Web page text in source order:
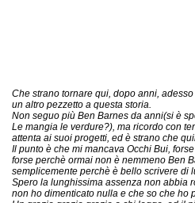
Che strano tornare qui, dopo anni,
un altro pezzetto a questa storia.
Non seguo più Ben Barnes da anni(si è
Le mangia le verdure?), ma ricordo con
attenta ai suoi progetti, ed è strano che
Il punto è che mi mancava Occhi Bui,
forse perchè ormai non è nemmeno Ben
semplicemente perchè è bello scrivere di
Spero la lunghissima assenza non abbia
non ho dimenticato nulla e che so che ho